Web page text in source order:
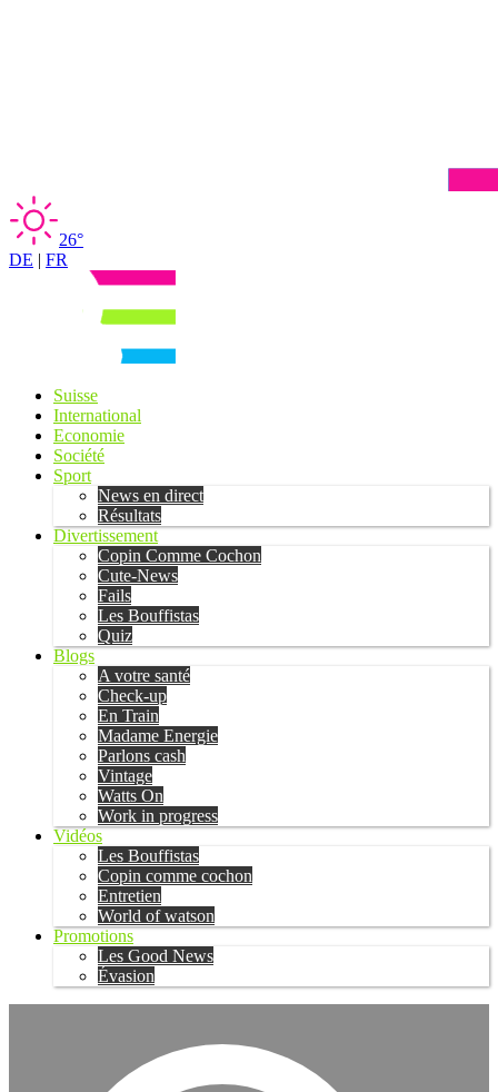
26°
DE | FR
Suisse
International
Economie
Société
Sport
News en direct
Résultats
Divertissement
Copin Comme Cochon
Cute-News
Fails
Les Bouffistas
Quiz
Blogs
A votre santé
Check-up
En Train
Madame Energie
Parlons cash
Vintage
Watts On
Work in progress
Vidéos
Les Bouffistas
Copin comme cochon
Entretien
World of watson
Promotions
Les Good News
Évasion